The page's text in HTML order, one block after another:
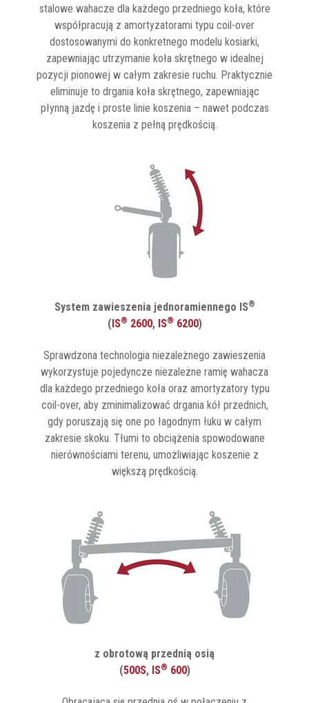
stalowe wahacze dla każdego przedniego koła, które
współpracują z amortyzatorami typu coil-over
dostosowanymi do konkretnego modelu kosiarki,
zapewniając utrzymanie koła skrętnego w idealnej
pozycji pionowej w całym zakresie ruchu. Praktycznie
eliminuje to drgania koła skrętnego, zapewniając
płynną jazdę i proste linie koszenia – nawet podczas
koszenia z pełną prędkością.
System zawieszenia jednoramiennego IS®
(IS® 2600, IS® 6200)
Sprawdzona technologia niezależnego zawieszenia
wykorzystuje pojedyncze niezależne ramię wahacza
dla każdego przedniego koła oraz amortyzatory typu
coil-over, aby zminimalizować drgania kół przednich,
gdy poruszają się one po łagodnym łuku w całym
zakresie skoku. Tłumi to obciążenia spowodowane
nierównościami terenu, umożliwiając koszenie z
większą prędkością.
z obrotową przednią osią
(500S, IS® 600)